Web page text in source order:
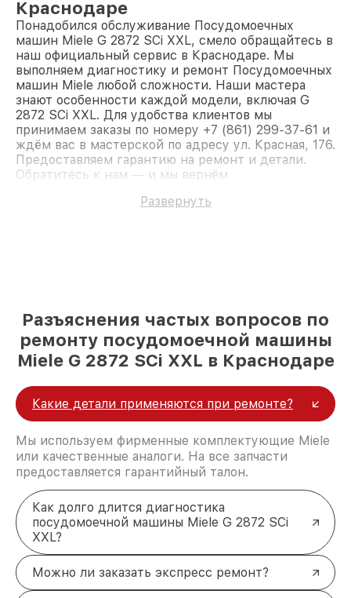
Краснодаре
Понадобился обслуживание Посудомоечных
машин Miele G 2872 SCi XXL, смело обращайтесь в
наш официальный сервис в Краснодаре. Мы
выполняем диагностику и ремонт Посудомоечных
машин Miele любой сложности. Наши мастера
знают особенности каждой модели, включая G
2872 SCi XXL. Для удобства клиентов мы
принимаем заказы по номеру +7 (861) 299-37-61 и
ждём вас в мастерской по адресу ул. Красная, 176.
Предоставляем гарантию на ремонт и детали.
Обратитесь к нам — и мы вернём
Развернуть
Разъяснения частых вопросов по
ремонту посудомоечной машины
Miele G 2872 SCi XXL в Краснодаре
Какие детали применяются при ремонте?
Мы используем фирменные комплектующие Miele
или качественные аналоги. На все запчасти
предоставляется гарантийный талон.
Как долго длится диагностика
посудомоечной машины Miele G 2872 SCi
XXL?
Можно ли заказать экспресс ремонт?